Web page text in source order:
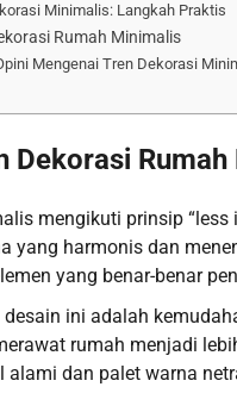
Minimalis: Langkah Praktis
Rumah Minimalis
Mengenai Tren Dekorasi
Dekorasi
mengikuti prinsip
yang harmonis dan
yang benar-benar
ini adalah
rumah menjadi
alami dan palet warna